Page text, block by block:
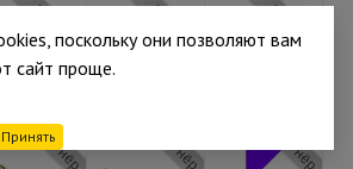
Партнёр Партнёр Партнёр
Партнёр Партнёр Партнёр
поскольку они позволяют вам
сайт проще.
Принять